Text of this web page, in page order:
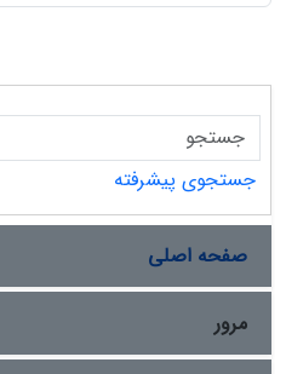
جستجوی پیشرفته
صفحه اصلی
مرور